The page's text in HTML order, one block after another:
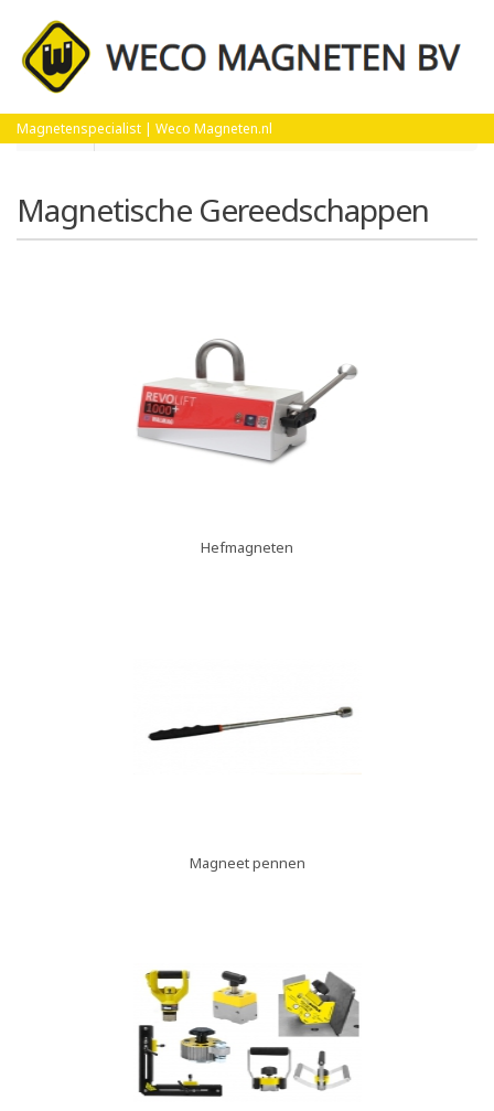
Magnetenspecialist | Weco Magneten.nl
Home Magnetische Gereedschappen
Magnetische Gereedschappen
Hefmagneten
Magneet pennen